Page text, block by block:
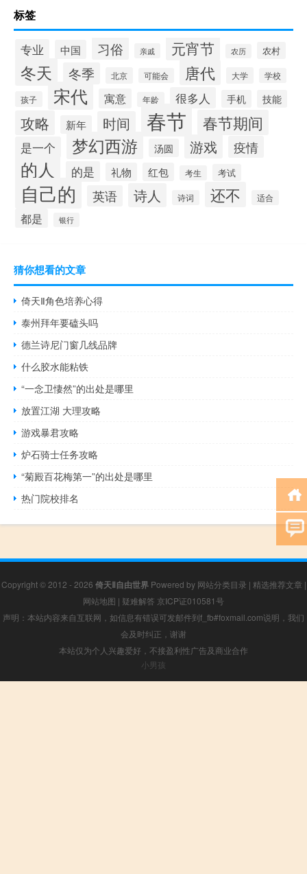
标签
专业 中国 习俗 亲戚 元宵节 农历 农村
冬天 冬季 北京 可能会 唐代 大学 学校
孩子 宋代 寓意 年龄 很多人 手机 技能
攻略 新年 时间 春节 春节期间
是一个 梦幻西游 汤圆 游戏 疫情
的人 的是 礼物 红包 考生 考试
自己的 英语 诗人 诗词 还不 适合
都是 银行
猜你想看的文章
倚天Ⅱ角色培养心得
泰州拜年要磕头吗
德兰诗尼门窗几线品牌
什么胶水能粘铁
“一念卫悽然”的出处是哪里
放置江湖 大理攻略
游戏暴君攻略
炉石骑士任务攻略
“菊殿百花梅第一”的出处是哪里
热门院校排名
Copyright © 2012 - 2026 倚天Ⅱ自由世界Powered by 网站分类目录 | 精选推荐文章 |
网站地图 | 疑难解答 京ICP证010581号
声明：本站内容来自互联网，如信息有错误可发邮件到f_fb#foxmail.com说明，我们
会及时纠正，谢谢
本站仅为个人兴趣爱好，不接盈利性广告及商业合作
小男孩